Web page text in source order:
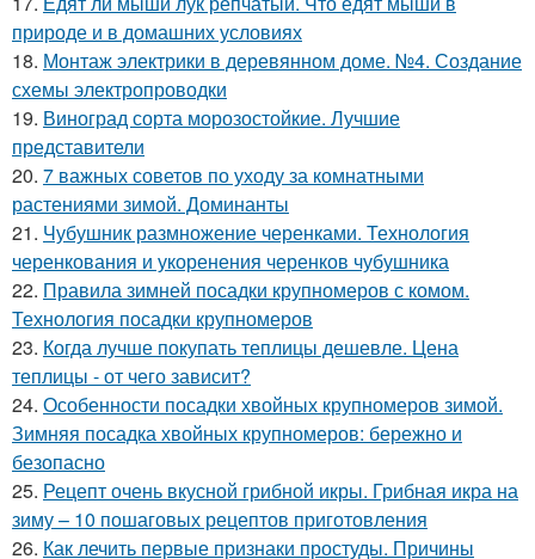
природе и в домашних условиях
18. Монтаж электрики в деревянном доме. №4. Создание
схемы электропроводки
19. Виноград сорта морозостойкие. Лучшие
представители
20. 7 важных советов по уходу за комнатными
растениями зимой. Доминанты
21. Чубушник размножение черенками. Технология
черенкования и укоренения черенков чубушника
22. Правила зимней посадки крупномеров с комом.
Технология посадки крупномеров
23. Когда лучше покупать теплицы дешевле. Цена
теплицы - от чего зависит?
24. Особенности посадки хвойных крупномеров зимой.
Зимняя посадка хвойных крупномеров: бережно и
безопасно
25. Рецепт очень вкусной грибной икры. Грибная икра на
зиму – 10 пошаговых рецептов приготовления
26. Как лечить первые признаки простуды. Причины